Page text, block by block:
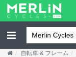
自転車 & フレーム